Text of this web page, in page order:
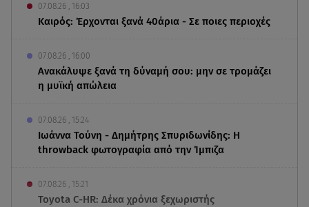
07.08.26 , 16:03
Καιρός: Έρχονται ξανά 40άρια - Σε ποιες περιοχές
07.08.26 , 16:00
Ανακάλυψε ξανά τη δύναμή σου: μην σε τρομάζει
η μυϊκή απώλεια
07.08.26 , 15:24
Ιωάννα Τούνη - Δημήτρης Σπυριδωνίδης: Η
throwback φωτογραφία από την Ίμπιζα
07.08.26 , 15:21
Toyota C-HR: Δέκα χρόνια ξεχωριστής